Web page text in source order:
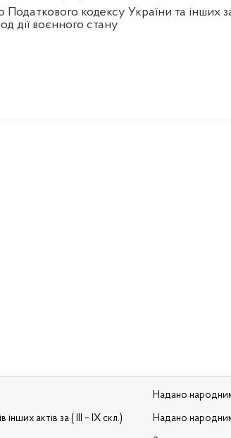
кодексу України та інших
дії воєнного стану
інших актів за ( III – IX скл.)
Надано
Надано